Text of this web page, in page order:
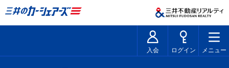
入会 ログイン メニュー